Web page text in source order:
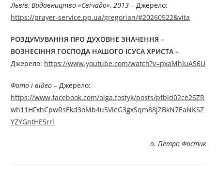
Львів, Видавництво «Свічадо», 2013 –Джерелo:
https://prayer-service.pp.ua/gregorian/#20260522&vita
РОЗДУМУВАННЯ ПРО ДУХОВНЕ ЗНАЧЕННЯ –
ВОЗНЕСІННЯ ГОСПОДА НАШОГО ІСУСА ХРИСТА –
Джерелo: https://www.youtube.com/watch?v=pxaMhIuAS6U
Фото і відео –Джерелo:
https://www.facebook.com/olga.fostyk/posts/pfbid02ce2SZR
wh11HFxhCpwRsEkd3oMb4u5VieG3gxSqm88jZBkN7EaNKSZ
YZYGntHE5rrl
о. Петро Фостик